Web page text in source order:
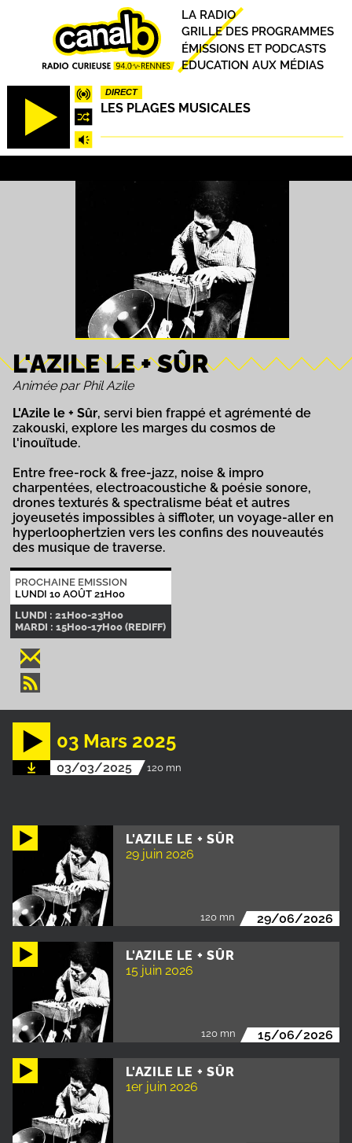
DIRECT
LES PLAGES MUSICALES
Principal
LA RADIO
GRILLE DES PROGRAMMES
ÉMISSIONS ET PODCASTS
EDUCATION AUX MÉDIAS
L'AZILE LE + SÛR
Animée par Phil Azile
L'Azile le + Sûr, servi bien frappé et agrémenté de
zakouski, explore les marges du cosmos de
l'inouïtude.
Entre free-rock & free-jazz, noise & impro
charpentées, electroacoustiche & poésie sonore,
drones texturés & spectralisme béat et autres
joyeusetés impossibles à siffloter, un voyage-aller en
hyperloophertzien vers les confins des nouveautés
des musique de traverse.
PROCHAINE EMISSION
LUNDI 10 AOÛT 21H00
LUNDI : 21H00-23H00
MARDI : 15H00-17H00 (REDIFF)
L'AZILE LE + SÛR
29 juin 2026
120 mn 29/06/2026
L'AZILE LE + SÛR
15 juin 2026
120 mn 15/06/2026
L'AZILE LE + SÛR
1er juin 2026
03 Mars 2025
03/03/2025 120 mn